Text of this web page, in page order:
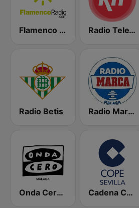
Flamenco Radio Radio TeleTaxi
Radio Betis Radio Marca Málaga
Onda Cero Málaga Cadena COPE Sevilla